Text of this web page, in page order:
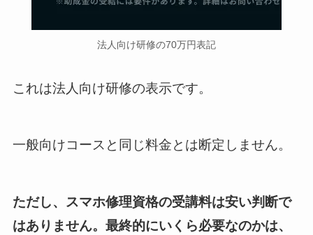
法人向け研修の70万円表記
これは法人向け研修の表示です。
一般向けコースと同じ料金とは断定しません。
ただし、スマホ修理資格の受講料は安い判断で
はありません。最終的にいくら必要なのかは、